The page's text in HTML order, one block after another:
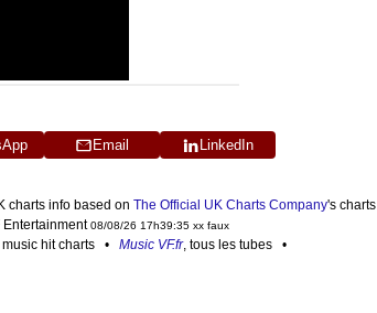
Email LinkedIn
charts info based on The Official UK Charts Company's charts
08/08/26 17h39:35 xx faux
music hit charts • Music VF.fr, tous les tubes •